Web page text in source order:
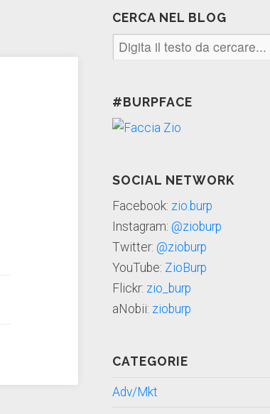
CERCA NEL BLOG
#BURPFACE
SOCIAL NETWORK
Facebook: zio.burp
Instagram: @zioburp
Twitter: @zioburp
YouTube: ZioBurp
Flickr: zio_burp
aNobii: zioburp
CATEGORIE
Adv/Mkt